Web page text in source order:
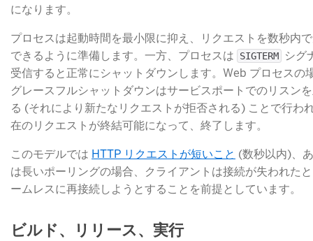
になります。
プロセスは起動時間を最小限に抑え、リクエストを数秒内
できるように準備します。一方、プロセスは
SIGTERM
シグ
受信すると正常にシャットダウンします。Web プロセスの
グレースフルシャットダウンはサービスポートでのリスン
る (それにより新たなリクエストが拒否される) ことで行わ
在のリクエストが終結可能になって、終了します。
このモデルでは HTTP リクエストが短いこと (数秒以内)、
は長いポーリングの場合、クライアントは接続が失われた
ームレスに再接続しようとすることを前提としています。
ビルド、リリース、実行